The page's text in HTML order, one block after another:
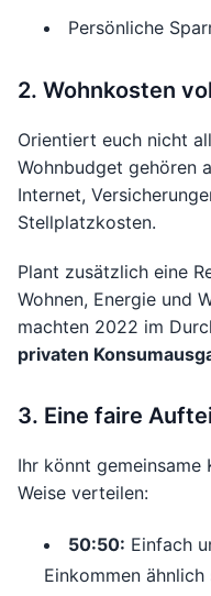
Persönliche
2. Wohnkosten
Orientiert euch nicht
Wohnbudget gehören
Internet,
Stellplatzkosten.
Plant zusätzlich eine
Wohnen, Energie und
machten 2022 im
privaten
3. Eine faire
Ihr könnt gemeinsame
Weise verteilen:
50:50: Einfach
Einkommen ähnlich